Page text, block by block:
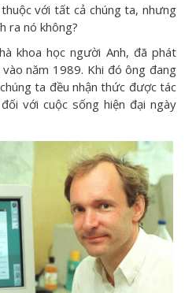
thuộc với tất cả chúng ta, nhưng
ra nó không?
khoa học người Anh, đã phát
năm 1989. Khi đó ông đang
ta đều nhận thức được tác
với cuộc sống hiện đại ngày